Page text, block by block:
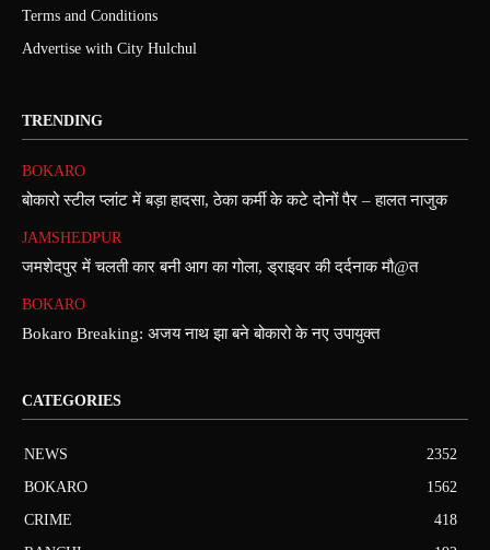
Terms and Conditions
Advertise with City Hulchul
TRENDING
BOKARO
बोकारो स्टील प्लांट में बड़ा हादसा, ठेका कर्मी के कटे दोनों पैर – हालत नाजुक
JAMSHEDPUR
जमशेदपुर में चलती कार बनी आग का गोला, ड्राइवर की दर्दनाक मौ@त
BOKARO
Bokaro Breaking: अजय नाथ झा बने बोकारो के नए उपायुक्त
CATEGORIES
NEWS
2352
BOKARO
1562
CRIME
418